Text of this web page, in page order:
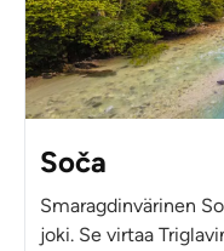
Soča
Smaragdinvärinen
joki. Se virtaa